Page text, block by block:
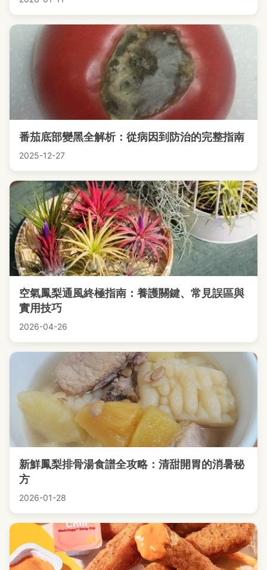
番茄底部變黑全解析：從病因到防治的完整指南
2025-12-27
空氣鳳梨通風終極指南：養護關鍵、常見誤區與
實用技巧
2026-04-26
新鮮鳳梨排骨湯食譜全攻略：清甜開胃的消暑秘
方
2026-01-28